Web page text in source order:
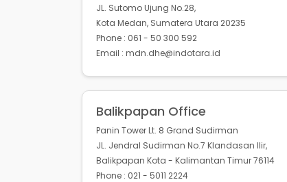
JL. Sutomo Ujung No.28,
Kota Medan, Sumatera Utara 20235
Phone : 061 - 50 300 592
Email : mdn.dhe@indotara.id
Balikpapan Office
Panin Tower Lt. 8 Grand Sudirman
JL. Jendral Sudirman No.7 Klandasan Ilir,
Balikpapan Kota - Kalimantan Timur 76114
Phone : 021 - 5011 2224